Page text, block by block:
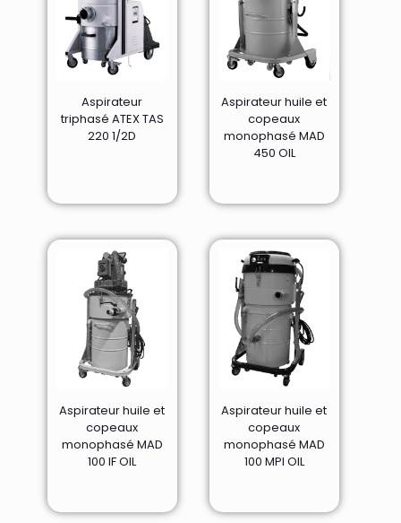
Aspirateur
triphasé ATEX TAS
220 1/2D
Aspirateur huile et
copeaux
monophasé MAD
450 OIL
Aspirateur huile et
copeaux
monophasé MAD
100 IF OIL
Aspirateur huile et
copeaux
monophasé MAD
100 MPI OIL